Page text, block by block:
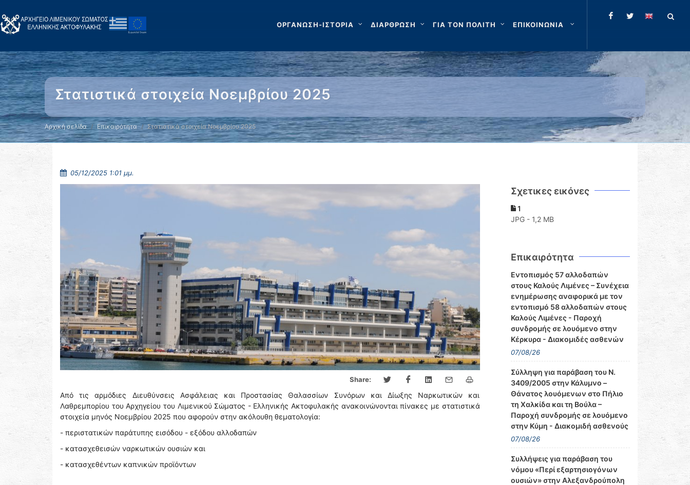
ΟΡΓΑΝΩΣΗ-ΙΣΤΟΡΙΑ ΔΙΑΡΘΡΩΣΗ ΓΙΑ ΤΟΝ ΠΟΛΙΤΗ ΕΠΙΚΟΙΝΩΝΙΑ
Στατιστικά στοιχεία Νοεμβρίου 2025
Αρχική σελίδα Επικαιρότητα Στατιστικά στοιχεία Νοεμβρίου 2025
05/12/2025 1:01 μμ.
Share:
Από τις αρμόδιες Διευθύνσεις Ασφάλειας και Προστασίας Θαλασσίων Συνόρων και Δίωξης Ναρκωτικών και
Λαθρεμπορίου του Αρχηγείου του Λιμενικού Σώματος - Ελληνικής Ακτοφυλακής ανακοινώνονται πίνακες με στατιστικά
στοιχεία μηνός Νοεμβρίου 2025 που αφορούν στην ακόλουθη θεματολογία:
- περιστατικών παράτυπης εισόδου - εξόδου αλλοδαπών
- κατασχεθεισών ναρκωτικών ουσιών και
- κατασχεθέντων καπνικών προϊόντων
Σχετικες εικόνες
1
JPG - 1,2 MB
Επικαιρότητα
Εντοπισμός 57 αλλοδαπών
στους Καλούς Λιμένες – Συνέχεια
ενημέρωσης αναφορικά με τον
εντοπισμό 58 αλλοδαπών στους
Καλούς Λιμένες - Παροχή
συνδρομής σε λουόμενο στην
Κέρκυρα - Διακομιδές ασθενών
07/08/26
Σύλληψη για παράβαση του Ν.
3409/2005 στην Κάλυμνο –
Θάνατος λουόμενων στο Πήλιο
τη Χαλκίδα και τη Βούλα –
Παροχή συνδρομής σε λουόμενο
στην Κύμη - Διακομιδή ασθενούς
07/08/26
Συλλήψεις για παράβαση του
νόμου «Περί εξαρτησιογόνων
ουσιών» στην Αλεξανδρούπολη